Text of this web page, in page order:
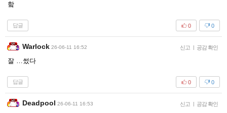
핰
답글 0
0
Warlock 26-06-11 16:52 신고 | 공감 확인
잘 …썼다
답글 0
0
Deadpool 26-06-11 16:53 신고 | 공감 확인